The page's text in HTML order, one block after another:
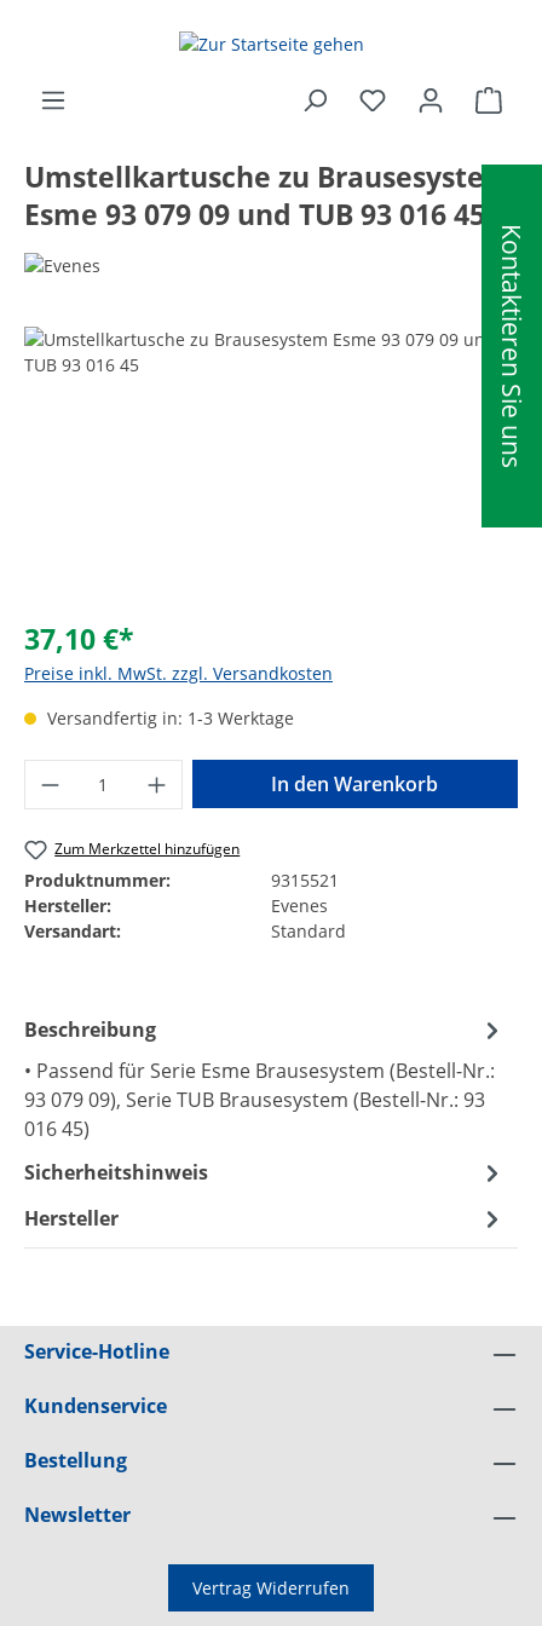
Kontaktieren Sie uns
Umstellkartusche zu Brausesystem
Esme 93 079 09 und TUB 93 016 45
Bildergalerie überspringen
37,10 €*
Preise inkl. MwSt. zzgl. Versandkosten
Versandfertig in: 1-3 Werktage
Produkt Anzahl: Gib den gewünschten
In den Warenkorb
Zum Merkzettel hinzufügen
Produktnummer:
9315521
Hersteller:
Evenes
Versandart:
Standard
Beschreibung
• Passend für Serie Esme Brausesystem (Bestell-Nr.:
93 079 09), Serie TUB Brausesystem (Bestell-Nr.: 93
016 45)
Sicherheitshinweis
Hersteller
Service-Hotline
Kundenservice
Bestellung
Newsletter
Vertrag Widerrufen